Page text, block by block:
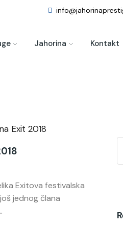
Jahorina Kontakt
Exitova festivalska
jednog člana